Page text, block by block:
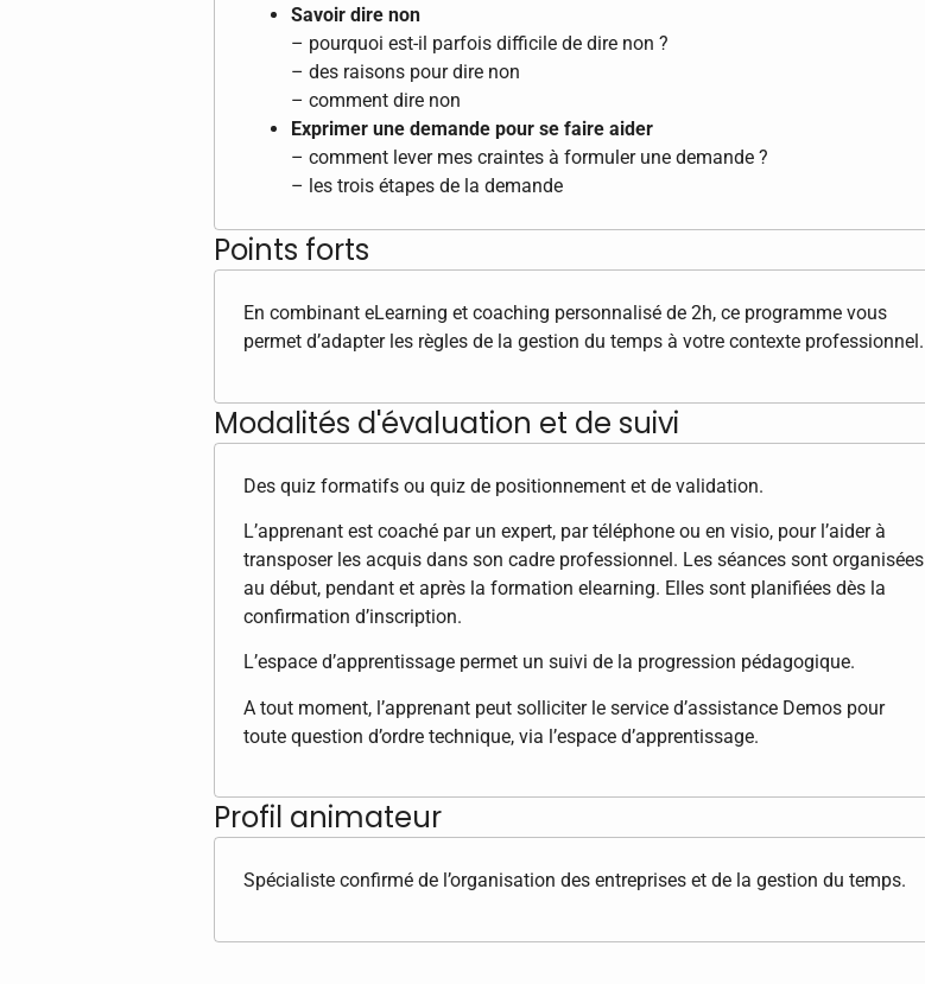
Savoir dire non
– pourquoi est-il parfois difficile de dire non ?
– des raisons pour dire non
– comment dire non
Exprimer une demande pour se faire aider
– comment lever mes craintes à formuler une demande ?
– les trois étapes de la demande
Points forts
En combinant eLearning et coaching personnalisé de 2h, ce programme vous
permet d’adapter les règles de la gestion du temps à votre contexte professionnel.
Modalités d'évaluation et de suivi
Des quiz formatifs ou quiz de positionnement et de validation.
L’apprenant est coaché par un expert, par téléphone ou en visio, pour l’aider à
transposer les acquis dans son cadre professionnel. Les séances sont organisées
au début, pendant et après la formation elearning. Elles sont planifiées dès la
confirmation d’inscription.
L’espace d’apprentissage permet un suivi de la progression pédagogique.
A tout moment, l’apprenant peut solliciter le service d’assistance Demos pour
toute question d’ordre technique, via l’espace d’apprentissage.
Profil animateur
Spécialiste confirmé de l’organisation des entreprises et de la gestion du temps.